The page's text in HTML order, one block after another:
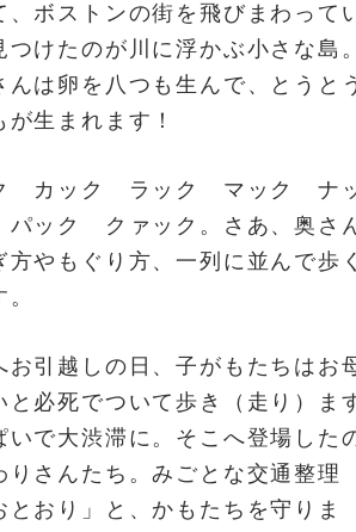
、ボストンの街を飛びまわって
つけたのが川に浮かぶ小さな島
んは卵を八つも生んで、とうと
生まれます！
ク カック ラック マック ナ
ック クァック。さあ、奥さ
方やもぐり方、一列に並んで歩
お引越しの日、子がもたちはお
と必死でついて歩き（走り）ま
いで大渋滞に。そこへ登場した
りさんたち。みごとな交通整理
とおり」と、かもたちを守りま